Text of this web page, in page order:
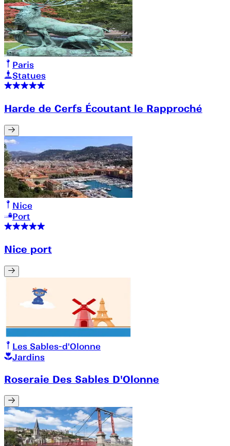
Paris
Statues
Harde de Cerfs Écoutant le Rapproché
Nice
Port
Nice port
Les Sables-d'Olonne
Jardins
Roseraie Des Sables D'Olonne